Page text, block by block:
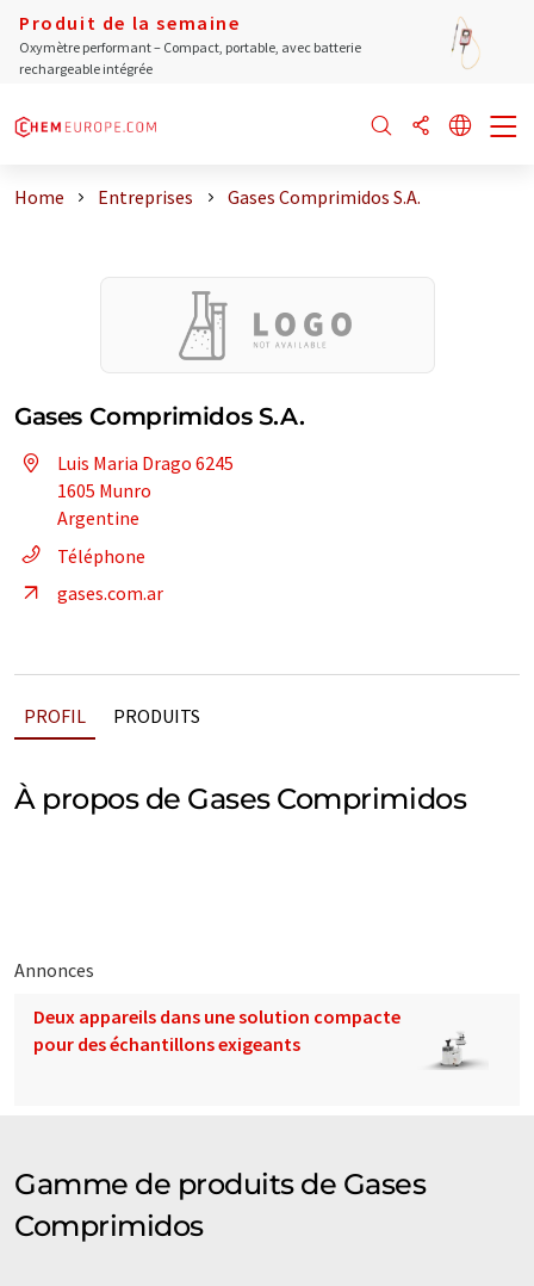
Produit de la semaine
Oxymètre performant – Compact, portable, avec batterie
rechargeable intégrée
Home Entreprises Gases Comprimidos S.A.
Gases Comprimidos S.A.
Luis Maria Drago 6245
1605 Munro
Argentine
Téléphone
gases.com.ar
PROFIL PRODUITS
À propos de Gases Comprimidos
Annonces
Deux appareils dans une solution compacte
pour des échantillons exigeants
Gamme de produits de Gases
Comprimidos